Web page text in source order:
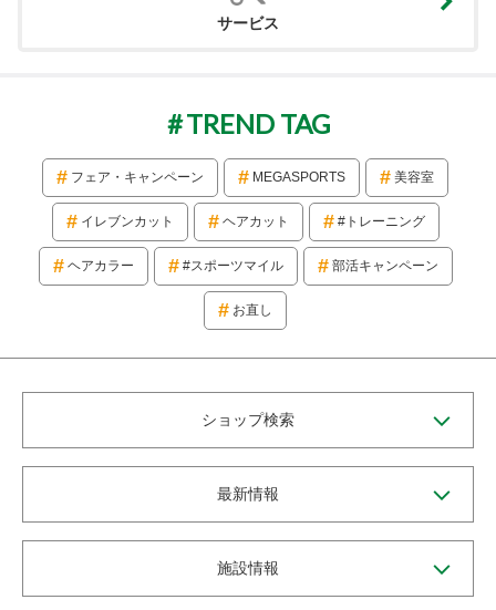
サービス
TREND TAG
フェア・キャンペーン MEGASPORTS 美容室
イレブンカット ヘアカット #トレーニング
ヘアカラー #スポーツマイル 部活キャンペーン
お直し
ショップ検索
最新情報
施設情報